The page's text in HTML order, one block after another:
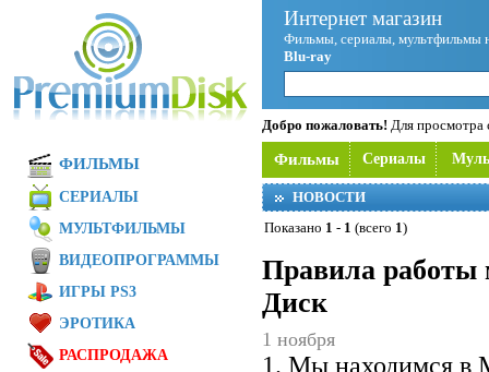
Интернет магазин
Фильмы, сериалы, мультфильмы
Blu-ray
Добро пожаловать! Для просмотра
Фильмы Сериалы
НОВОСТИ
Показано 1 - 1 (всего 1)
Правила работы
Диск
1 ноября
1. Мы находимся в
ФИЛЬМЫ
СЕРИАЛЫ
МУЛЬТФИЛЬМЫ
ВИДЕОПРОГРАММЫ
ИГРЫ PS3
ЭРОТИКА
РАСПРОДАЖА